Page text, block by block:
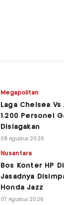
Megapolitan
Laga Chelsea Vs
1.200 Personel
Disiagakan
08 Agustus 2026
Nusantara
Bos Konter HP
Jasadnya
Honda Jazz
07 Agustus 2026